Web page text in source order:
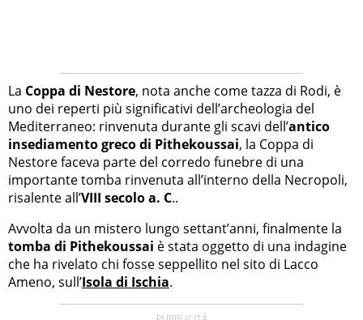
La Coppa di Nestore, nota anche come tazza di Rodi, è
uno dei reperti più significativi dell’archeologia del
Mediterraneo: rinvenuta durante gli scavi dell’antico
insediamento greco di Pithekoussai, la Coppa di
Nestore faceva parte del corredo funebre di una
importante tomba rinvenuta all’interno della Necropoli,
risalente all’VIII secolo a. C..
Avvolta da un mistero lungo settant’anni, finalmente la
tomba di Pithekoussai è stata oggetto di una indagine
che ha rivelato chi fosse seppellito nel sito di Lacco
Ameno, sull’Isola di Ischia.